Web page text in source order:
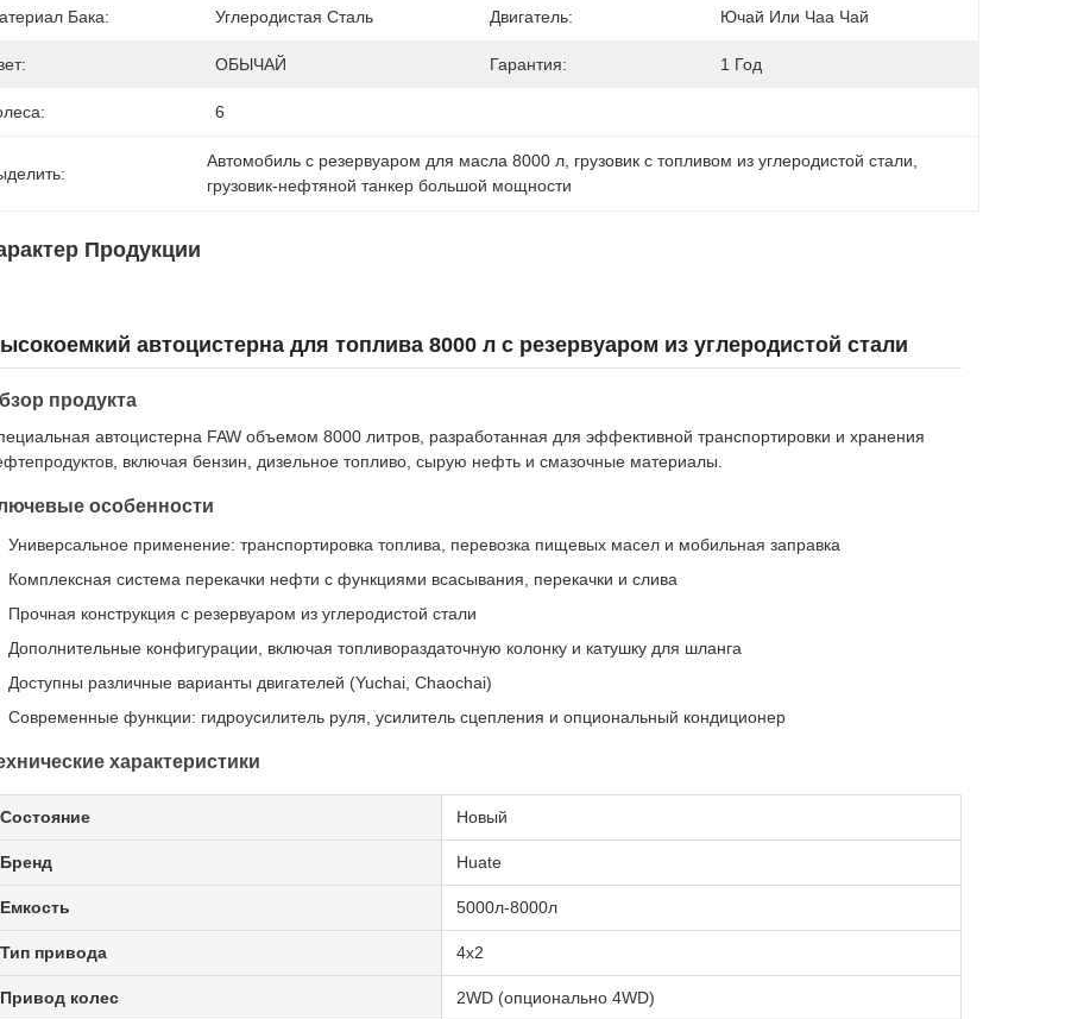
Бака: Углеродистая Сталь Двигатель: Ючай Или Чаа Чай
ОБЫЧАЙ Гарантия: 1 Год
6
Автомобиль с резервуаром для масла 8000 л грузовик с топливом из углеродистой стали
грузовик-нефтяной танкер большой мощности
Продукции
автоцистерна для топлива 8000 л с резервуаром из углеродистой стали
продукта
автоцистерна FAW объемом 8000 литров, разработанная для эффективной транспортировки и хранения
включая бензин, дизельное топливо, сырую нефть и смазочные материалы.
особенности
Универсальное применение: транспортировка топлива, перевозка пищевых масел и мобильная заправка
Комплексная система перекачки нефти с функциями всасывания, перекачки и слива
Прочная конструкция с резервуаром из углеродистой стали
Дополнительные конфигурации, включая топливораздаточную колонку и катушку для шланга
Доступны различные варианты двигателей (Yuchai, Chaochai)
Современные функции: гидроусилитель руля, усилитель сцепления и опциональный кондиционер
характеристики
Состояние Новый
Бренд Huate
Емкость 5000л-8000л
Тип привода 4x2
Привод колес 2WD (опционально 4WD)